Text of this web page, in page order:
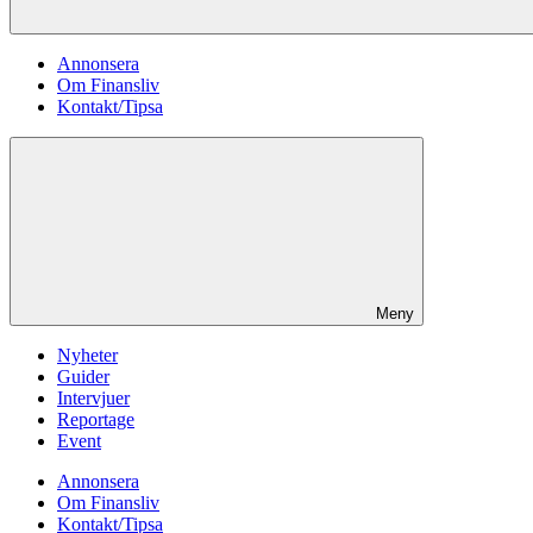
Annonsera
Om Finansliv
Kontakt/Tipsa
Meny
Nyheter
Guider
Intervjuer
Reportage
Event
Annonsera
Om Finansliv
Kontakt/Tipsa